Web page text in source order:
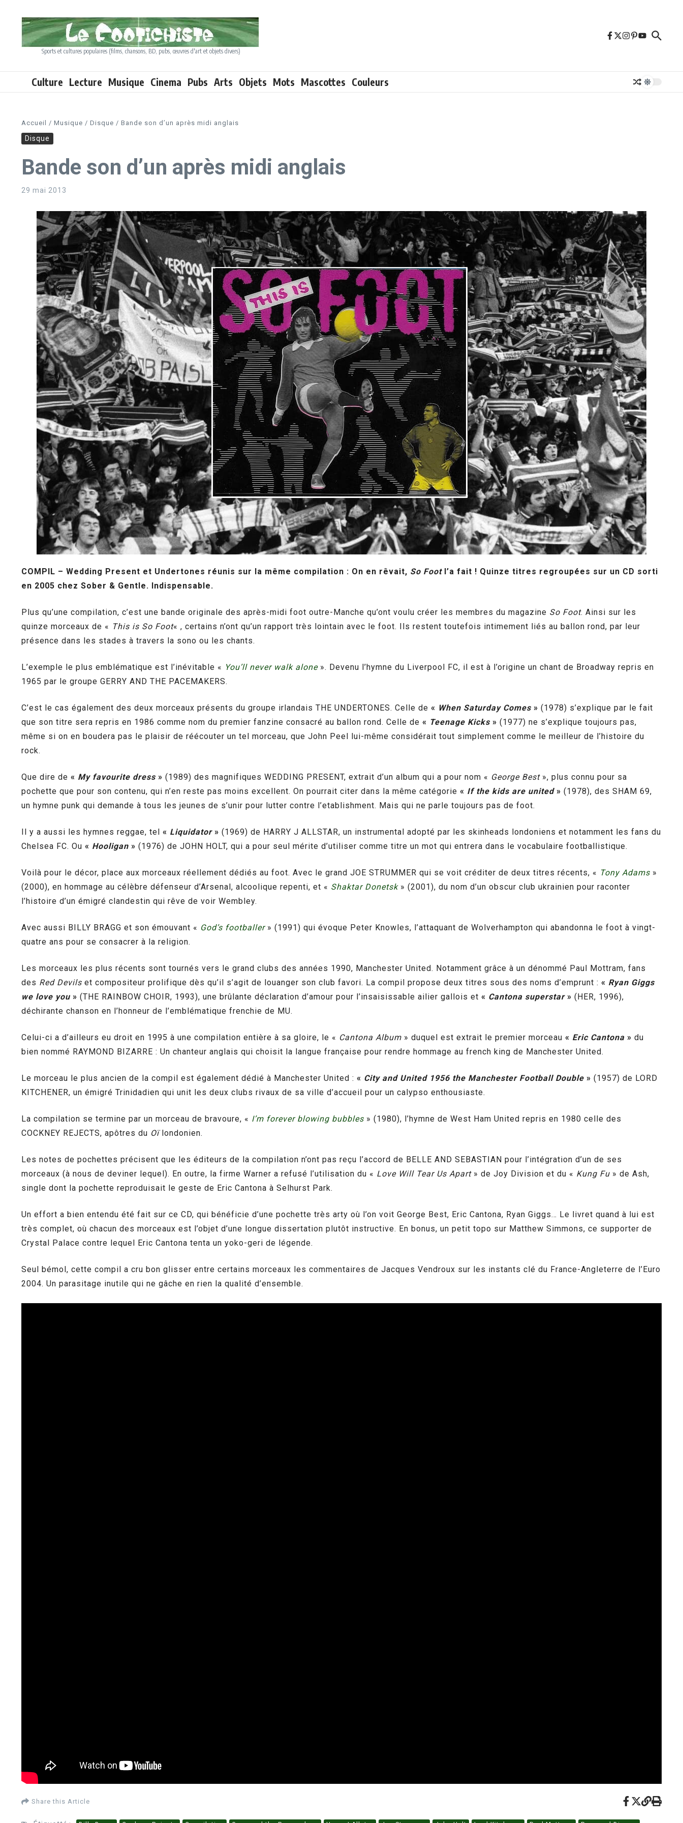
Sports et cultures populaires (films, chansons, BD, pubs, œuvres d'art et objets divers)
Culture Lecture Musique Cinema Pubs Arts Objets Mots Mascottes Couleurs
Accueil / Musique / Disque / Bande son d’un après midi anglais
Disque
Bande son d’un après midi anglais
29 mai 2013
COMPIL – Wedding Present et Undertones réunis sur la même compilation : On en rêvait, So Footl’a fait ! Quinze titres regroupées sur un CD sorti
en 2005 chez Sober & Gentle. Indispensable.
Plus qu’une compilation, c’est une bande originale des après-midi foot outre-Manche qu’ont voulu créer les membres du magazine So Foot. Ainsi sur les
quinze morceaux de « This is So Foot« , certains n’ont qu’un rapport très lointain avec le foot. Ils restent toutefois intimement liés au ballon rond, par leur
présence dans les stades à travers la sono ou les chants.
L’exemple le plus emblématique est l’inévitable « You’ll never walk alone». Devenu l’hymne du Liverpool FC, il est à l’origine un chant de Broadway repris en
1965 par le groupe GERRY AND THE PACEMAKERS.
C’est le cas également des deux morceaux présents du groupe irlandais THE UNDERTONES. Celle de « When Saturday Comes» (1978) s’explique par le fait
que son titre sera repris en 1986 comme nom du premier fanzine consacré au ballon rond. Celle de « Teenage Kicks» (1977) ne s’explique toujours pas,
même si on en boudera pas le plaisir de réécouter un tel morceau, que John Peel lui-même considérait tout simplement comme le meilleur de l’histoire du
rock.
Que dire de « My favourite dress» (1989) des magnifiques WEDDING PRESENT, extrait d’un album qui a pour nom « George Best», plus connu pour sa
pochette que pour son contenu, qui n’en reste pas moins excellent. On pourrait citer dans la même catégorie « If the kids are united» (1978), des SHAM 69,
un hymne punk qui demande à tous les jeunes de s’unir pour lutter contre l’etablishment. Mais qui ne parle toujours pas de foot.
Il y a aussi les hymnes reggae, tel « Liquidator» (1969) de HARRY J ALLSTAR, un instrumental adopté par les skinheads londoniens et notamment les fans du
Chelsea FC. Ou « Hooligan » (1976) de JOHN HOLT, qui a pour seul mérite d’utiliser comme titre un mot qui entrera dans le vocabulaire footballistique.
Voilà pour le décor, place aux morceaux réellement dédiés au foot. Avec le grand JOE STRUMMER qui se voit créditer de deux titres récents, « Tony Adams »
(2000), en hommage au célèbre défenseur d’Arsenal, alcoolique repenti, et « Shaktar Donetsk» (2001), du nom d’un obscur club ukrainien pour raconter
l’histoire d’un émigré clandestin qui rêve de voir Wembley.
Avec aussi BILLY BRAGG et son émouvant « God’s footballer» (1991) qui évoque Peter Knowles, l’attaquant de Wolverhampton qui abandonna le foot à vingt-
quatre ans pour se consacrer à la religion.
Les morceaux les plus récents sont tournés vers le grand clubs des années 1990, Manchester United. Notamment grâce à un dénommé Paul Mottram, fans
des Red Devils et compositeur prolifique dès qu’il s’agit de louanger son club favori. La compil propose deux titres sous des noms d’emprunt : « Ryan Giggs
we love you » (THE RAINBOW CHOIR, 1993), une brûlante déclaration d’amour pour l’insaisissable ailier gallois et « Cantona superstar» (HER, 1996),
déchirante chanson en l’honneur de l’emblématique frenchie de MU.
Celui-ci a d’ailleurs eu droit en 1995 à une compilation entière à sa gloire, le « Cantona Album » duquel est extrait le premier morceau « Eric Cantona » du
bien nommé RAYMOND BIZARRE : Un chanteur anglais qui choisit la langue française pour rendre hommage au french king de Manchester United.
Le morceau le plus ancien de la compil est également dédié à Manchester United : « City and United 1956 the Manchester Football Double » (1957) de LORD
KITCHENER, un émigré Trinidadien qui unit les deux clubs rivaux de sa ville d’accueil pour un calypso enthousiaste.
La compilation se termine par un morceau de bravoure, « I’m forever blowing bubbles » (1980), l’hymne de West Ham United repris en 1980 celle des
COCKNEY REJECTS, apôtres du Oïlondonien.
Les notes de pochettes précisent que les éditeurs de la compilation n’ont pas reçu l’accord de BELLE AND SEBASTIAN pour l’intégration d’un de ses
morceaux (à nous de deviner lequel). En outre, la firme Warner a refusé l’utilisation du « Love Will Tear Us Apart» de Joy Division et du « Kung Fu » de Ash,
single dont la pochette reproduisait le geste de Eric Cantona à Selhurst Park.
Un effort a bien entendu été fait sur ce CD, qui bénéficie d’une pochette très arty où l’on voit George Best, Eric Cantona, Ryan Giggs… Le livret quand à lui est
très complet, où chacun des morceaux est l’objet d’une longue dissertation plutôt instructive. En bonus, un petit topo sur Matthew Simmons, ce supporter de
Crystal Palace contre lequel Eric Cantona tenta un yoko-geri de légende.
Seul bémol, cette compil a cru bon glisser entre certains morceaux les commentaires de Jacques Vendroux sur les instants clé du France-Angleterre de l’Euro
2004. Un parasitage inutile qui ne gâche en rien la qualité d’ensemble.
Share this Article